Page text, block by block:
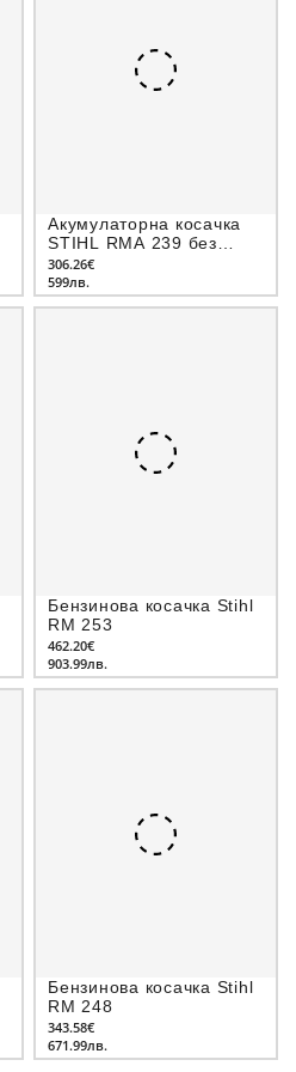
Акумулаторна косачка
STIHL RMA 239 без
батерия и зарядно, 36 V
306.26€
599лв.
Бензинова косачка Stihl
RM 253
462.20€
903.99лв.
Бензинова косачка Stihl
RM 248
343.58€
671.99лв.